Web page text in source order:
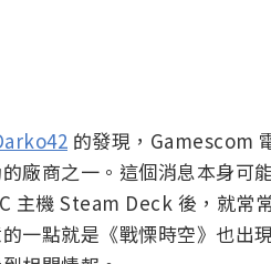
的發現，Gamescom
廠商之一。這個消息本身可
主機 Steam Deck 後，就常
一點就是《戰慄時空》也出